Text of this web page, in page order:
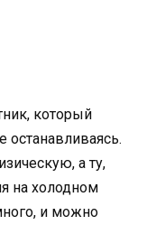
который
останавливаясь.
а ту,
на холодном
и можно